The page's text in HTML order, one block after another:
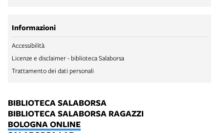
Informazioni
Accessibilità
Licenze e disclaimer - biblioteca Salaborsa
Trattamento dei dati personali
BIBLIOTECA SALABORSA
BIBLIOTECA SALABORSA RAGAZZI
BOLOGNA ONLINE